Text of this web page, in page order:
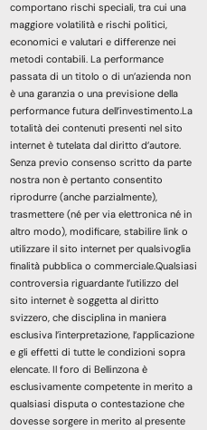
comportano rischi speciali, tra cui una
maggiore volatilità e rischi politici,
economici e valutari e differenze nei
metodi contabili. La performance
passata di un titolo o di un’azienda non
è una garanzia o una previsione della
performance futura dell’investimento.La
totalità dei contenuti presenti nel sito
internet è tutelata dal diritto d’autore.
Senza previo consenso scritto da parte
nostra non è pertanto consentito
riprodurre (anche parzialmente),
trasmettere (né per via elettronica né in
altro modo), modificare, stabilire link o
utilizzare il sito internet per qualsivoglia
finalità pubblica o commerciale.Qualsiasi
controversia riguardante l’utilizzo del
sito internet è soggetta al diritto
svizzero, che disciplina in maniera
esclusiva l’interpretazione, l’applicazione
e gli effetti di tutte le condizioni sopra
elencate. Il foro di Bellinzona è
esclusivamente competente in merito a
qualsiasi disputa o contestazione che
dovesse sorgere in merito al presente